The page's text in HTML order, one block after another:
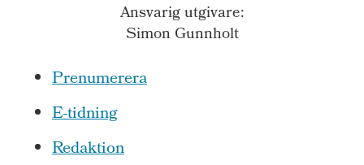
Ansvarig utgivare:
Simon Gunnholt
Prenumerera
E-tidning
Redaktion